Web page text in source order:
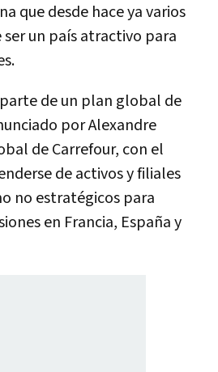
que desde hace ya varios
ser un país atractivo para
de un plan global de
por Alexandre
de Carrefour, con el
de activos y filiales
no estratégicos para
en Francia, España y